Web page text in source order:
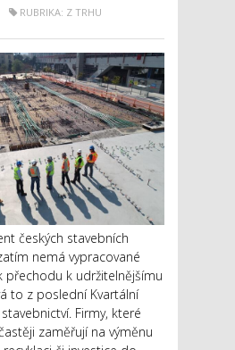
RUBRIKA: Z TRHU
českých stavebních
nemá vypracované
přechodu k udržitelnějšímu
to z poslední Kvartální
Firmy, které
zaměřují na výměnu